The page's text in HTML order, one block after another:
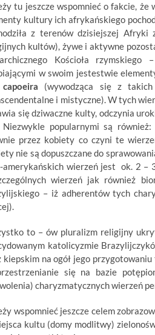
tu jeszcze wspomnieć o fakcie,
kultury ich afrykańskiego
z terenów dzisiejszej
kultów), żywe i aktywne
Kościoła rzymskiego
w swoim jestestwie
capoeira (wywodząca się z
i mistyczne). W tych
się dziwaczne kulty, odczynia
popularnymi są
przez kobiety co czyni te
nie są dopuszczane do
amerykańskich wierzeń jest ok. 2 –
wierzeń jak również
– iż adherentów tych
to – ów pluralizm religijny
katolicyzmie
kiepskim na ogół jego
się na bazie
charyzmatycznych wierzeń
wspomnieć jeszcze celem
kultu (domy modlitwy)